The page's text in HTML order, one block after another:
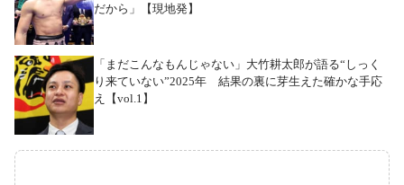
だから」【現地発】
「まだこんなもんじゃない」大竹耕太郎が語る“しっく
り来ていない”2025年 結果の裏に芽生えた確かな手応
え【vol.1】